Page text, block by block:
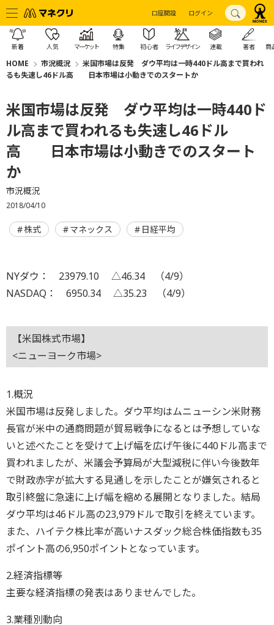
口座開設 ログイン
新着 人気 マーケット 特集 初心者 ライフデザイン 連載 著者 商
HOME 市況概況
米国市場は反発 ダウ平均は一時440ドル高まで買われ
るも失速し46ドル高 日本市場は小動きでのスタートか
米国市場は反発 ダウ平均は一時440ド
ル高まで買われるも失速し46ドル
高 日本市場は小動きでのスタート
か
市況概況
2018/04/10
株式 マネックス 日経平均
NYダウ： 23979.10 △46.34 （4/9）
NASDAQ： 6950.34 △35.23 （4/9）
【米国株式市場】
<ニューヨーク市場>
1.概況
米国市場は反発しました。ダウ平均はムニューシン米財務
長官が米中の通商問題が貿易戦争になるとは予想していな
いと述べたことを受けて上げ幅を広げ午後に440ドル高まで
買われましたが、米議会予算局が大型減税に伴い今後数年
で財政赤字が拡大する見通しを示したことが嫌気されると
取引終盤に急速に上げ幅を縮める展開となりました。結局
ダウ平均は46ドル高の23,979ドルで取引を終えています。
また、ハイテク株比率が高いナスダック総合株価指数も35
ポイント高の6,950ポイントとなっています。
2.経済指標等
主要な経済指標の発表はありませんでした。
3.業種別動向